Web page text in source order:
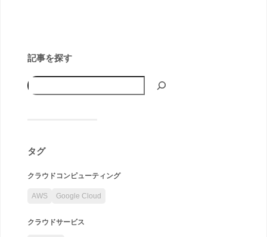
記事を探す
タグ
クラウドコンピューティング
AWS Google Cloud
クラウドサービス